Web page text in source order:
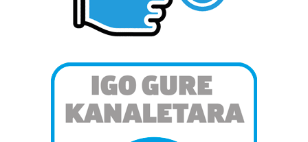
Bazkide batzuek ez dizute baimenik eskatzen, eta beren
interes komertzial legitimoetan babesten dira. Ikusi gure
duten interes legitimoa eta horren aurka nola egin
dezakezun ikusteko.
Lortu zure datu pertsonalak prozesatzeko moduari